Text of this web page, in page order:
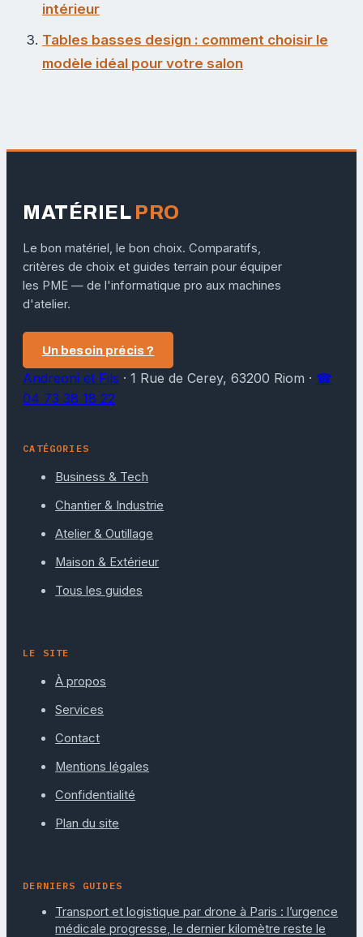
intérieur
Tables basses design : comment choisir le
modèle idéal pour votre salon
MATÉRIEL PRO
Le bon matériel, le bon choix. Comparatifs,
critères de choix et guides terrain pour équiper
les PME — de l'informatique pro aux machines
d'atelier.
Un besoin précis ?
Andreoni et Fils ·1 Rue de Cerey, 63200 Riom · ☎
04 73 38 18 22
CATÉGORIES
Business & Tech
Chantier & Industrie
Atelier & Outillage
Maison & Extérieur
Tous les guides
LE SITE
À propos
Services
Contact
Mentions légales
Confidentialité
Plan du site
DERNIERS GUIDES
Transport et logistique par drone à Paris : l’urgence
médicale progresse, le dernier kilomètre reste le